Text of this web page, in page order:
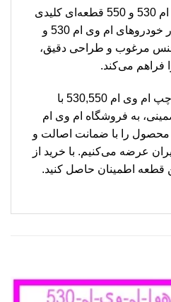
سگدست جلو چپ ام وی ام 530 و 550 قطعه‌ای کلیدی
برای سیستم تعلیق جلو در خودروهای ام وی ام 530 و
جنس مرغوب و طراحی دقیق،
فراهم می‌کند.
برای خرید سگدست جلو چپ ام وی ام 530,550 با
به فروشگاه ام وی ام
محصول را با ضمانت اصالت و
عرضه می‌کنیم. با خرید از
قطعه اطمینان حاصل کنید.